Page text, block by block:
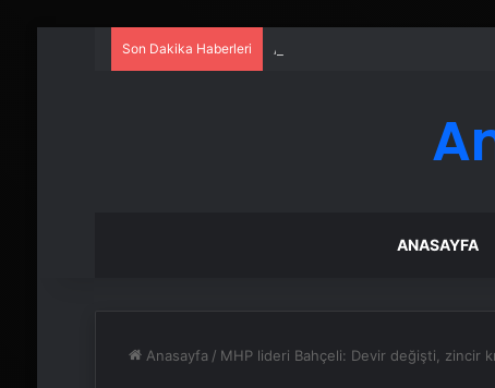
Son Dakika Haberleri Ankara rent a car
ANASAYFA
Anasayfa / MHP lideri Bahçeli: Devir değişti, zincir